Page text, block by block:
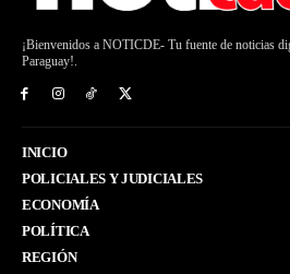
¡Bienvenidos a NOTICDE- Tu fuente de noticias
Paraguay!.
INICIO
POLICIALES Y JUDICIALES
ECONOMÍA
POLÍTICA
REGIÓN